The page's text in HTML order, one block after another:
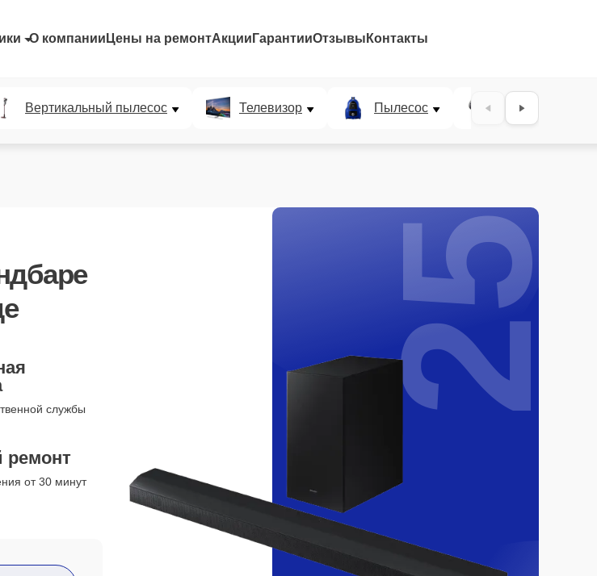
О компании Цены на ремонтАкции ГарантииОтзывы Контакты
Вертикальный пылесос Телевизор Пылесос Проектор
службы
ремонт
от 30 минут
25%